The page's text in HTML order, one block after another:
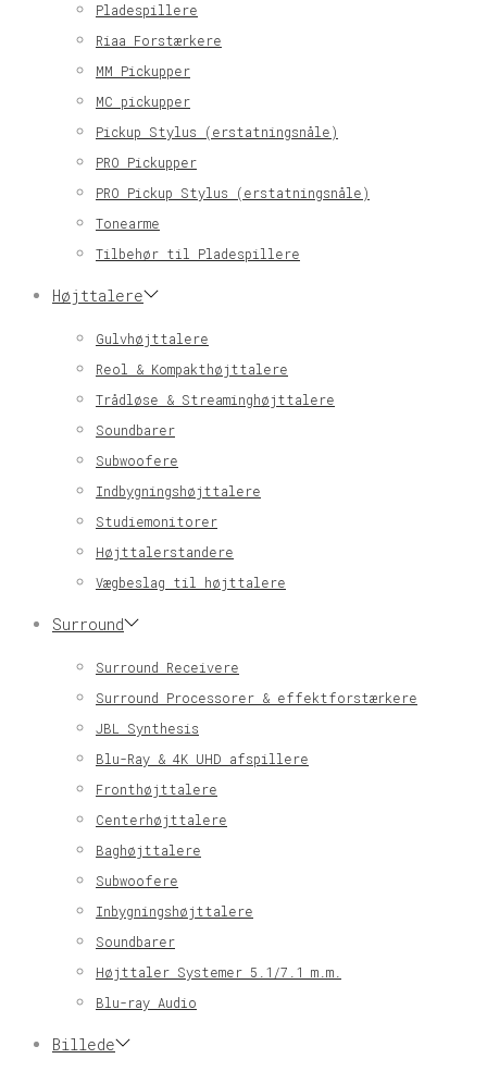
Pladespillere
Riaa Forstærkere
MM Pickupper
MC pickupper
Pickup Stylus (erstatningsnåle)
PRO Pickupper
PRO Pickup Stylus (erstatningsnåle)
Tonearme
Tilbehør til Pladespillere
Højttalere
Gulvhøjttalere
Reol & Kompakthøjttalere
Trådløse & Streaminghøjttalere
Soundbarer
Subwoofere
Indbygningshøjttalere
Studiemonitorer
Højttalerstandere
Vægbeslag til højttalere
Surround
Surround Receivere
Surround Processorer & effektforstærkere
JBL Synthesis
Blu-Ray & 4K UHD afspillere
Fronthøjttalere
Centerhøjttalere
Baghøjttalere
Subwoofere
Inbygningshøjttalere
Soundbarer
Højttaler Systemer 5.1/7.1 m.m.
Blu-ray Audio
Billede